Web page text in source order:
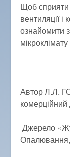
Щоб сприяти
вентиляції
ознайомити
Автор Л.Л.
Джерело